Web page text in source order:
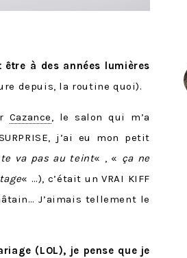
à des années lumières
depuis, la routine quoi).
Cazance, le salon qui m’a
j’ai eu mon petit
va pas au teint« , « ça ne
« …), c’était un VRAI KIFF
J’aimais tellement le
(LOL), je pense que je